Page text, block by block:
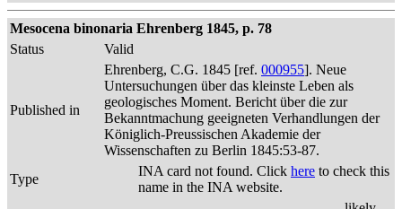
Mesocena binonaria Ehrenberg 1845, p. 78
Status
Valid
Published in
Ehrenberg, C.G. 1845 [ref. 000955]. Neue
Untersuchungen über das kleinste Leben als
geologisches Moment. Bericht über die zur
Bekanntmachung geeigneten Verhandlungen der
Königlich-Preussischen Akademie der
Wissenschaften zu Berlin 1845:53-87.
Type
INA card not found. Click here to check this
name in the INA website.